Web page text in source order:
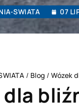
SWIATA 07
/ Blog / Wózek
dla